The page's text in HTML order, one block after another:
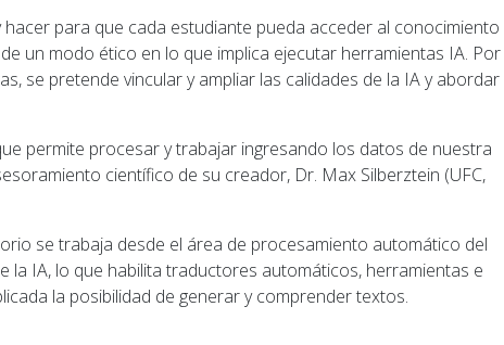
para que cada estudiante pueda acceder al conocimiento
un modo ético en lo que implica ejecutar herramientas IA. Por
se pretende vincular y ampliar las calidades de la IA y abordar
permite procesar y trabajar ingresando los datos de nuestra
científico de su creador, Dr. Max Silberztein (UFC,
se trabaja desde el área de procesamiento automático del
la IA, lo que habilita traductores automáticos, herramientas e
la posibilidad de generar y comprender textos.